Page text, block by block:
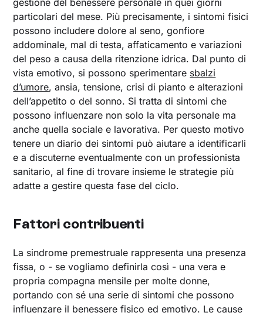
particolari del mese. Più precisamente, i sintomi fisici
possono includere dolore al seno, gonfiore
addominale, mal di testa, affaticamento e variazioni
del peso a causa della ritenzione idrica. Dal punto di
vista emotivo, si possono sperimentare sbalzi
d’umore, ansia, tensione, crisi di pianto e alterazioni
dell’appetito o del sonno. Si tratta di sintomi che
possono influenzare non solo la vita personale ma
anche quella sociale e lavorativa. Per questo motivo
tenere un diario dei sintomi può aiutare a identificarli
e a discuterne eventualmente con un professionista
sanitario, al fine di trovare insieme le strategie più
adatte a gestire questa fase del ciclo.
Fattori contribuenti
La sindrome premestruale rappresenta una presenza
fissa, o - se vogliamo definirla così - una vera e
propria compagna mensile per molte donne,
portando con sé una serie di sintomi che possono
influenzare il benessere fisico ed emotivo. Le cause